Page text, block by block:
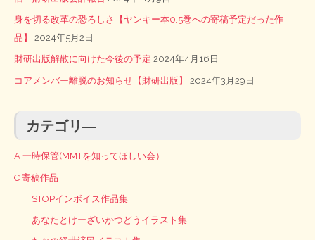
身を切る改革の恐ろしさ【ヤンキー本0.5巻への寄稿予定だった作
品】
2024年5月2日
財研出版解散に向けた今後の予定 2024年4月16日
コアメンバー離脱のお知らせ【財研出版】 2024年3月29日
カテゴリ―
A 一時保管(MMTを知ってほしい会）
C 寄稿作品
STOPインボイス作品集
あなたとけーざいかつどうイラスト集